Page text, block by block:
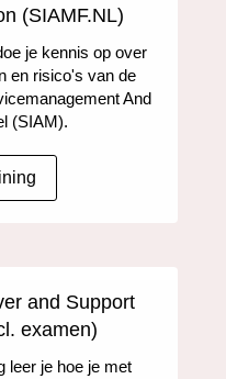
(SIAMF.NL)
je kennis op over
en risico's van de
And
(SIAM).
and Support
examen)
leer je hoe je met